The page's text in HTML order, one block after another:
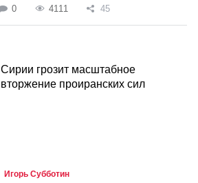
0 4111 45
Сирии грозит масштабное
вторжение проиранских сил
Игорь Субботин